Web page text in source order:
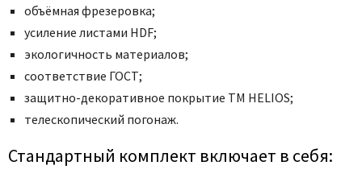
объёмная фрезеровка;
усиление листами HDF;
экологичность материалов;
соответствие ГОСТ;
защитно-декоративное покрытие ТМ HELIOS;
телескопический погонаж.
Стандартный комплект включает в себя: